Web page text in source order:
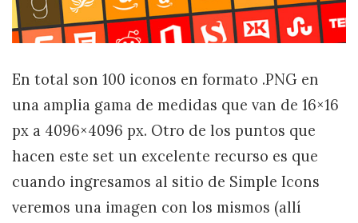
En total son 100 iconos en formato .PNG en
una amplia gama de medidas que van de 16×16
px a 4096×4096 px. Otro de los puntos que
hacen este set un excelente recurso es que
cuando ingresamos al sitio de Simple Icons
veremos una imagen con los mismos (allí